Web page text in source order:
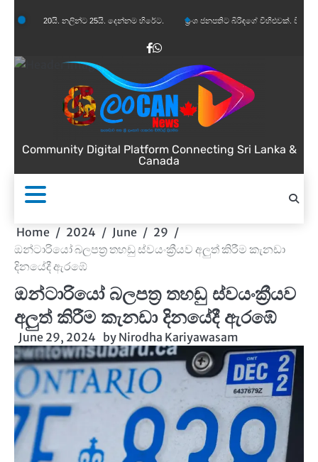
to
20යි. නලින්ට 25යි. දෙන්නම හිරේට. ප්‍රංශ ජනපතිට බිරිඳගේ විහිළුවක්. විහිළුවදුරදිග යයි.
Facebook
WhatsApp
Community Digital Platform Connecting Sri Lanka &
Canada
Home 2024 June
29
ඔන්ටාරියෝ බලපත්‍ර තහඩු ස්වයංක්‍රීයව අලුත් කිරීම කැනඩා
දිනයේදී ඇරඹේ
ඔන්ටාරියෝ බලපත්‍ර තහඩු ස්වයංක්‍රීයව
අලුත් කිරීම කැනඩා දිනයේදී ඇරඹේ
June 29, 2024 by Nirodha Kariyawasam